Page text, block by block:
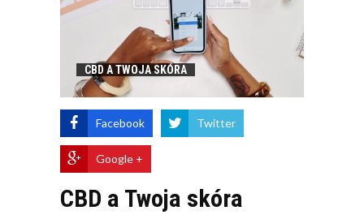
CBD A TWOJA SKÓRA
Facebook Twitter
Google +
CBD a Twoja skóra